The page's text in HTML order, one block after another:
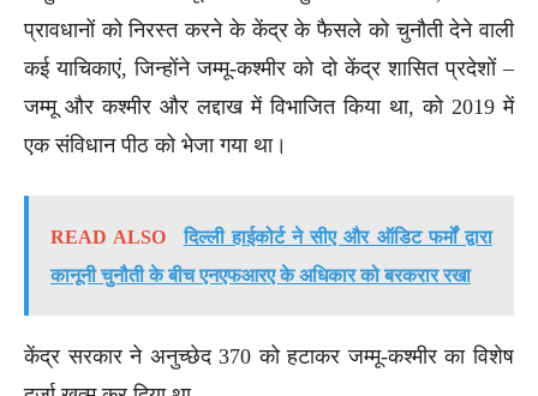
प्रावधानों को निरस्त करने के केंद्र के फैसले को चुनौती देने वाली
कई याचिकाएं, जिन्होंने जम्मू-कश्मीर को दो केंद्र शासित प्रदेशों –
जम्मू और कश्मीर और लद्दाख में विभाजित किया था, को 2019 में
एक संविधान पीठ को भेजा गया था।
READ ALSO
दिल्ली हाईकोर्ट ने सीए और ऑडिट फर्मों द्वारा
कानूनी चुनौती के बीच एनएफआरए के अधिकार को बरकरार रखा
केंद्र सरकार ने अनुच्छेद 370 को हटाकर जम्मू-कश्मीर का विशेष